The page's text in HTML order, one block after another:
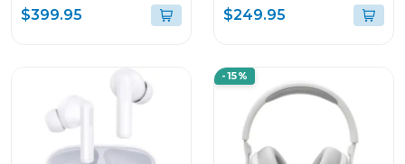
200W Y RESISTENTE A
SALPICADURAS
$399.95
DE 340W RMS CON
TWS Y RESISTENTE A
$249.95
-15%